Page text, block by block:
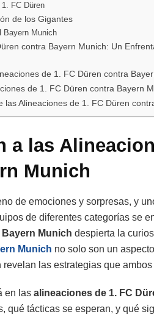
FC Düren
de los Gigantes
Bayern Munich
contra Bayern Munich: Un
de 1. FC Düren contra
de 1. FC Düren contra Bayern
las Alineaciones de 1. FC Düren
a las
Munich
de emociones y sorpresas, y
de diferentes categorías se
Bayern Munich despierta la
Munich no solo son un
las estrategias que
en las alineaciones de 1. FC
qué tácticas se esperan, y qué